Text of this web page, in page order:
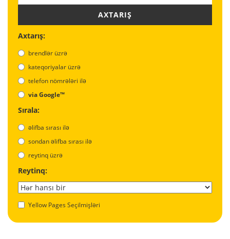
AXTARIŞ
Axtarış:
brendlər üzrə
kateqoriyalar üzrə
telefon nömrələri ilə
via Google™
Sırala:
əlifba sırası ilə
sondan əlifba sırası ilə
reytinq üzrə
Reytinq:
Yellow Pages Seçilmişləri